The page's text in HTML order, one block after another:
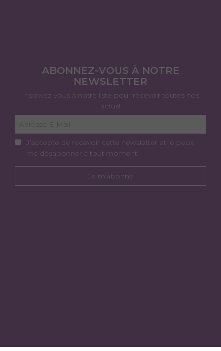
ABONNEZ-VOUS À NOTRE
NEWSLETTER
Inscrivez-vous à notre liste pour recevoir toutes nos
actus!
J’accepte de recevoir cette newsletter et je peux
me désabonner à tout moment.
Je m'abonne